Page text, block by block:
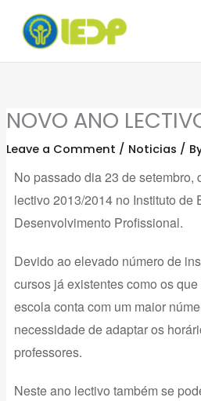
content
NOVO ANO
Leave a Comment / Noticias /
No passado dia 23 de setembro,
lectivo 2013/2014 no Instituto de
Desenvolvimento Profissional.
Devido ao elevado número de
cursos já existentes como os
escola conta com um maior
necessidade de adaptar os
professores.
Neste ano lectivo também se